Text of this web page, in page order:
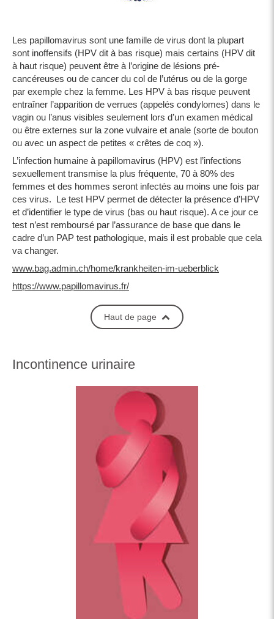
Les papillomavirus sont une famille de virus dont la plupart
sont inoffensifs (HPV dit à bas risque) mais certains (HPV dit
à haut risque) peuvent être à l’origine de lésions pré-
cancéreuses ou de cancer du col de l’utérus ou de la gorge
par exemple chez la femme. Les HPV à bas risque peuvent
entraîner l’apparition de verrues (appelés condylomes) dans le
vagin ou l’anus visibles seulement lors d’un examen médical
ou être externes sur la zone vulvaire et anale (sorte de bouton
ou avec un aspect de petites « crêtes de coq »).
L’infection humaine à papillomavirus (HPV) est l’infections
sexuellement transmise la plus fréquente, 70 à 80% des
femmes et des hommes seront infectés au moins une fois par
ces virus. Le test HPV permet de détecter la présence d’HPV
et d’identifier le type de virus (bas ou haut risque). A ce jour ce
test n’est remboursé par l’assurance de base que dans le
cadre d’un PAP test pathologique, mais il est probable que cela
va changer.
www.bag.admin.ch/home/krankheiten-im-ueberblick
https://www.papillomavirus.fr/
Haut de page
Incontinence urinaire